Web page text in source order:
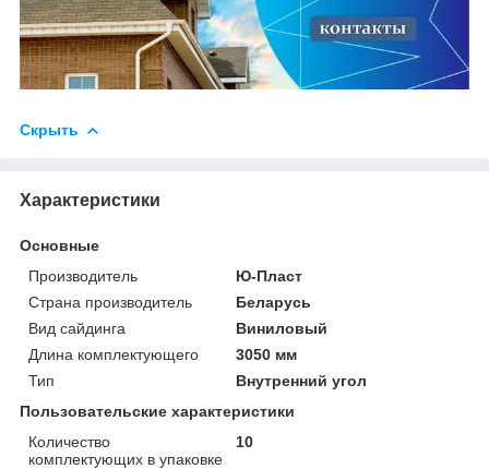
Скрыть
Характеристики
Основные
Производитель
Ю-Пласт
Страна производитель
Беларусь
Вид сайдинга
Виниловый
Длина комплектующего
3050 мм
Тип
Внутренний угол
Пользовательские характеристики
Количество
комплектующих в упаковке
10